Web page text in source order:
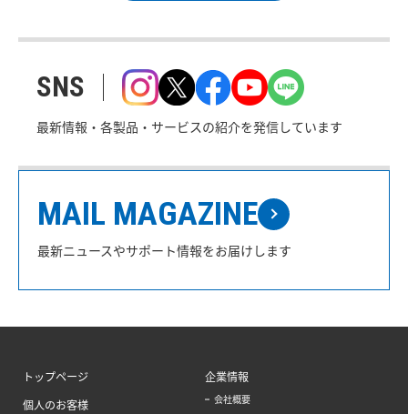
SNS
最新情報・各製品・サービスの紹介を発信しています
MAIL MAGAZINE
最新ニュースやサポート情報をお届けします
トップページ
個人のお客様
企業情報
会社概要